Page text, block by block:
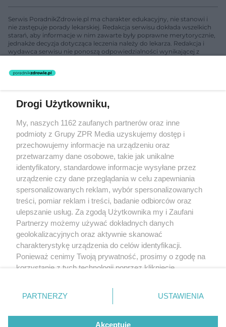
Serwis PoradnikZdrowie.pl ma charakter edukacyjny, nie stanowi i
nie zastępuje porady lekarskiej. Redakcja serwisu dokłada wszelkich
starań, aby informacje w nim zawarte były poprawne merytorycznie,
jednakże decyzja dotycząca leczenia należy do lekarza. Redakcja i
wydawca serwisu nie ponoszą odpowiedzialności wynikającej z
świadczeń zdrowotnych w rozumieniu art. 3 ust 1 ustawy o
rozpowszechniany lub dalej rozpowszechniany w jakikolwiek sposób
(w tym także elektroniczny lub mechaniczny) na jakimkolwiek polu
eksploatacji w jakiejkolwiek formie, włącznie z umieszczaniem w
Internecie bez pisemnej zgody właściciela praw. Jakiekolwiek użycie
lub wykorzystanie utworów w całości lub w części z naruszeniem
prawa, tzn. bez właściwej zgody, jest zabronione pod groźbą kary i
może być ścigane prawnie.
O nas
Informacje prawne
Nasze serwisy
Drogi Użytkowniku,
My, naszych 1162 zaufanych partnerów oraz inne
podmioty z Grupy ZPR Media uzyskujemy dostęp i
przechowujemy informacje na urządzeniu oraz
przetwarzamy dane osobowe, takie jak unikalne
identyfikatory, standardowe informacje wysyłane przez
urządzenie czy dane przeglądania w celu zapewniania
spersonalizowanych reklam, wybór spersonalizowanych
treści, pomiar reklam i treści, badanie odbiorców oraz
ulepszanie usług. Za zgodą Użytkownika my i Zaufani
Partnerzy możemy używać dokładnych danych
geolokalizacyjnych oraz aktywnie skanować
charakterystykę urządzenia do celów identyfikacji.
Ponieważ cenimy Twoją prywatność, prosimy o zgodę na
korzystanie z tych technologii poprzez kliknięcie
zmienić/wycofać klikając przycisk ustawień prywatności
znajdujący się w lewym dolnym rogu strony
rodzaje przetwarzania danych nie wymagają zgody
użytkownika, ale masz prawo sprzeciwić się takiemu
PARTNERZY USTAWIENIA
Akceptuję